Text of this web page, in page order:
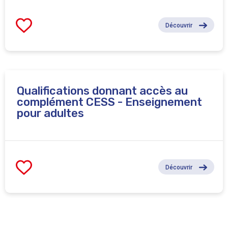
Découvrir
Qualifications donnant accès au
complément CESS - Enseignement
pour adultes
Découvrir